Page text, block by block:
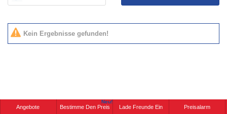
Kein Ergebnisse gefunden!
Angebote Bestimme Den Preis
Neu!
Lade Freunde Ein Preisalarm